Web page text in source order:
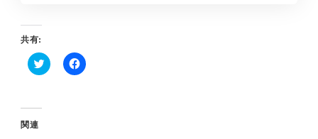
共有:
ク
し
て
T
F
関連